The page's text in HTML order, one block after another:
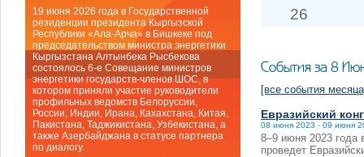
26
События за 8
[все события
Евразийский
08 июня 2023 - 09 июня
8–9 июня 2023 года
проведет
19 июня 2026 года в Государственной
резиденции президента Кыргызской
Республики «Ала-Арча» в Бишкеке под
председательством министра энергетики
Кыргызстана Алтынбека Рысбекова
состоялось 6-е Совещание министров
энергетики государств-членов ШОС, в
котором приняли участие руководители
профильных ведомств Белоруссии,
России, Индии, Ирана, Кахахстана, Китая,
Пакистана, Таджикистана, Узбекистана, а
также Азербайджана в статусе партнера
по диалогу.